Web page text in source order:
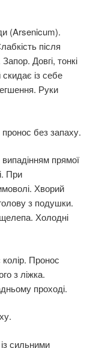
(Arsenicum).
після
Довгі, тонкі
із себе
Руки
без запаху.
прямої
При
Хворий
з подушки.
Холодні
Пронос
з ліжка.
проході.
сильними